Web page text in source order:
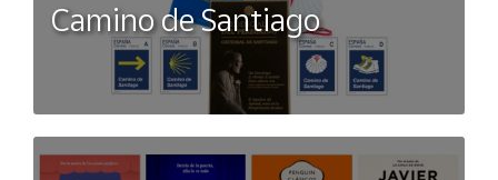
Camino de Santiago